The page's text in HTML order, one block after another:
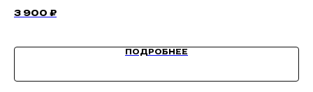
3 900 ₽
ПОДРОБНЕЕ